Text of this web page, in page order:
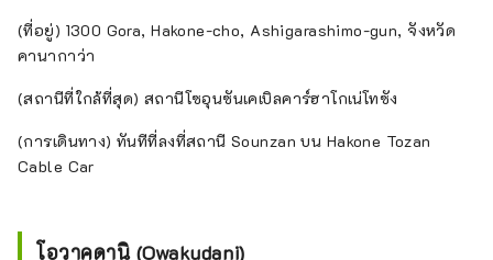
(ที่อยู่) 1300 Gora, Hakone-cho, Ashigarashimo-gun, จังหวัด
คานากาว่า
(สถานีที่ใกล้ที่สุด) สถานีโซอุนซันเคเบิลคาร์ฮาโกเน่โทซัง
(การเดินทาง) ทันทีที่ลงที่สถานี Sounzan บน Hakone Tozan
Cable Car
โอวาคุดานิ (Owakudani)